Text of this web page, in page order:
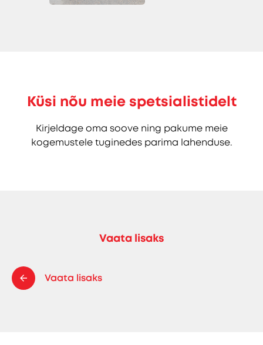
Küsi nõu meie spetsialistidelt
Kirjeldage oma soove ning pakume meie
kogemustele tuginedes parima lahenduse.
Vaata lisaks
Vaata lisaks